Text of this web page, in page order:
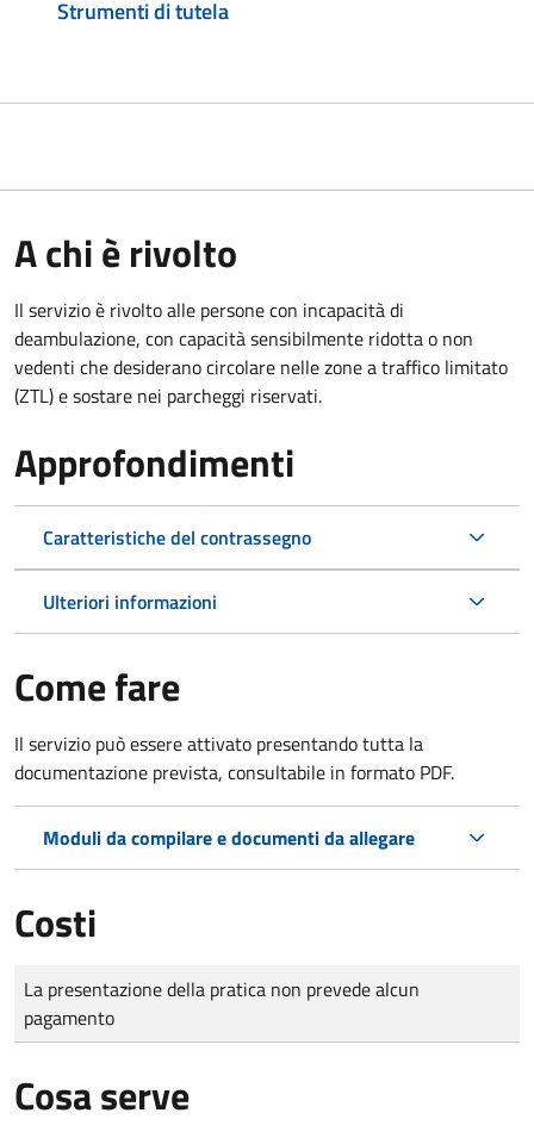
Strumenti di tutela
A chi è rivolto
Il servizio è rivolto alle persone con incapacità di
deambulazione, con capacità sensibilmente ridotta o non
vedenti che desiderano circolare nelle zone a traffico limitato
(ZTL) e sostare nei parcheggi riservati.
Approfondimenti
Caratteristiche del contrassegno
Ulteriori informazioni
Come fare
Il servizio può essere attivato presentando tutta la
documentazione prevista, consultabile in formato PDF.
Moduli da compilare e documenti da allegare
Costi
Tipo di pagamento
Importo
La presentazione della pratica non prevede alcun
pagamento
Cosa serve